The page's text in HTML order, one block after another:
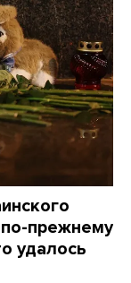
прежнему
удалось